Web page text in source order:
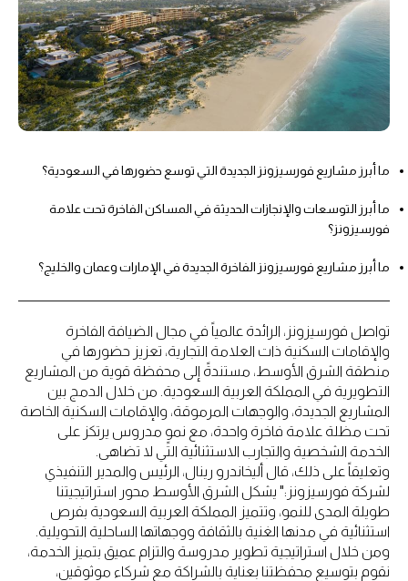
ما أبرز مشاريع فورسيزونز الجديدة التي توسع حضورها في السعودية؟
ما أبرز التوسعات والإنجازات الحديثة في المساكن الفاخرة تحت علامة
فورسيزونز؟
ما أبرز مشاريع فورسيزونز الفاخرة الجديدة في الإمارات وعمان والخليج؟
تواصل فورسيزونز، الرائدة عالمياً في مجال الضيافة الفاخرة
والإقامات السكنية ذات العلامة التجارية، تعزيز حضورها في
منطقة الشرق الأوسط، مستندةً إلى محفظة قوية من المشاريع
التطويرية في المملكة العربية السعودية. من خلال الدمج بين
المشاريع الجديدة، والوجهات المرموقة، والإقامات السكنية الخاصة
تحت مظلة علامة فاخرة واحدة، مع نموٍ مدروس يرتكز على
الخدمة الشخصية والتجارب الاستثنائية التي لا تضاهى.
وتعليقاً على ذلك، قال أليخاندرو رينال، الرئيس والمدير التنفيذي
لشركة فورسيزونز:" يشكل الشرق الأوسط محور استراتيجيتنا
طويلة المدى للنمو، وتتميز المملكة العربية السعودية بفرص
استثنائية في مدنها الغنية بالثقافة ووجهاتها الساحلية التحويلية.
ومن خلال استراتيجية تطوير مدروسة والتزام عميق بتميز الخدمة،
نقوم بتوسيع محفظتنا بعناية بالشراكة مع شركاء موثوقين،